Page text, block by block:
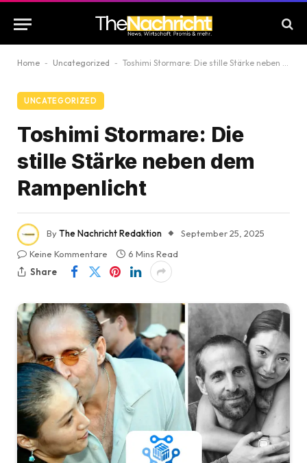
Home - Uncategorized - Toshimi Stormare: Die stille Stärke neben dem Rampenlicht
UNCATEGORIZED
Toshimi Stormare: Die
stille Stärke neben dem
Rampenlicht
ByThe Nachricht Redaktion
September 25, 2025
Keine Kommentare
6 Mins Read
Share